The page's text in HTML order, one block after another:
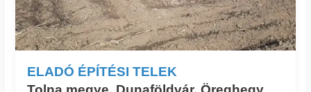
ELADÓ ÉPÍTÉSI TELEK